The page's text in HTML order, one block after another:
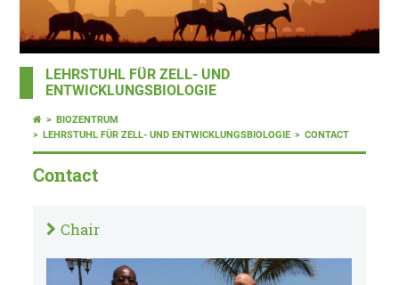
LEHRSTUHL FÜR ZELL- UND
ENTWICKLUNGSBIOLOGIE
BIOZENTRUM
LEHRSTUHL FÜR ZELL- UND ENTWICKLUNGSBIOLOGIE
CONTACT
Contact
Chair